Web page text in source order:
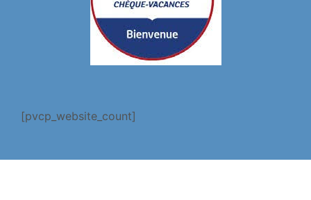
[pvcp_website_count]